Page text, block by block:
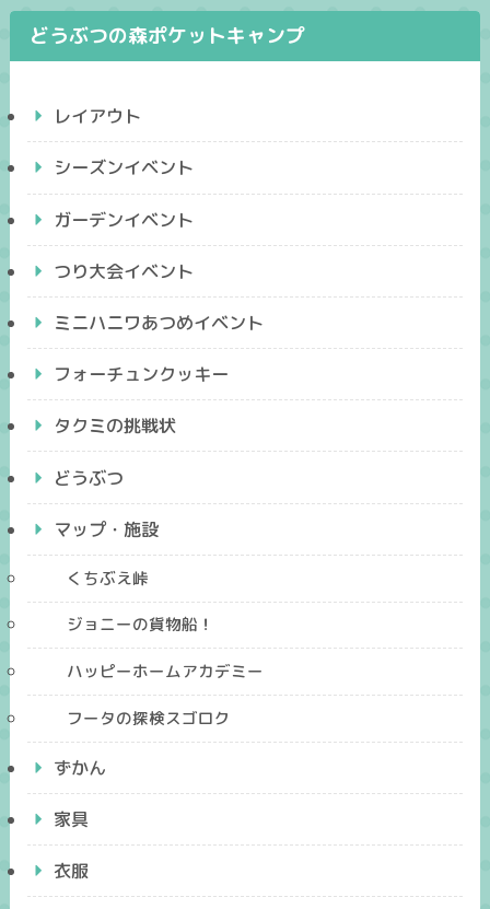
どうぶつの森ポケットキャンプ
レイアウト
シーズンイベント
ガーデンイベント
つり大会イベント
ミニハニワあつめイベント
フォーチュンクッキー
タクミの挑戦状
どうぶつ
マップ・施設
くちぶえ峠
ジョニーの貨物船！
ハッピーホームアカデミー
フータの探検スゴロク
ずかん
家具
衣服